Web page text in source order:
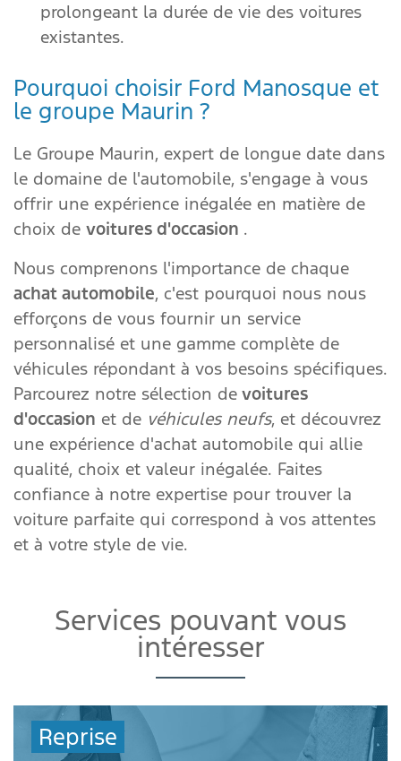
prolongeant la durée de vie des voitures
existantes.
Pourquoi choisir Ford Manosque et
le groupe Maurin ?
Le Groupe Maurin, expert de longue date dans
le domaine de l'automobile, s'engage à vous
offrir une expérience inégalée en matière de
choix de voitures d'occasion .
Nous comprenons l'importance de chaque
achat automobile, c'est pourquoi nous nous
efforçons de vous fournir un service
personnalisé et une gamme complète de
véhicules répondant à vos besoins spécifiques.
Parcourez notre sélection de voitures
d'occasion et de véhicules neufs, et découvrez
une expérience d'achat automobile qui allie
qualité, choix et valeur inégalée. Faites
confiance à notre expertise pour trouver la
voiture parfaite qui correspond à vos attentes
et à votre style de vie.
Services pouvant vous
intéresser
Reprise